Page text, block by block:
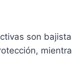
son